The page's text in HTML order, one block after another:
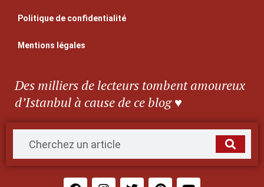
Politique de confidentialité
Mentions légales
Des milliers de lecteurs tombent amoureux
d’Istanbul à cause de ce blog ♥